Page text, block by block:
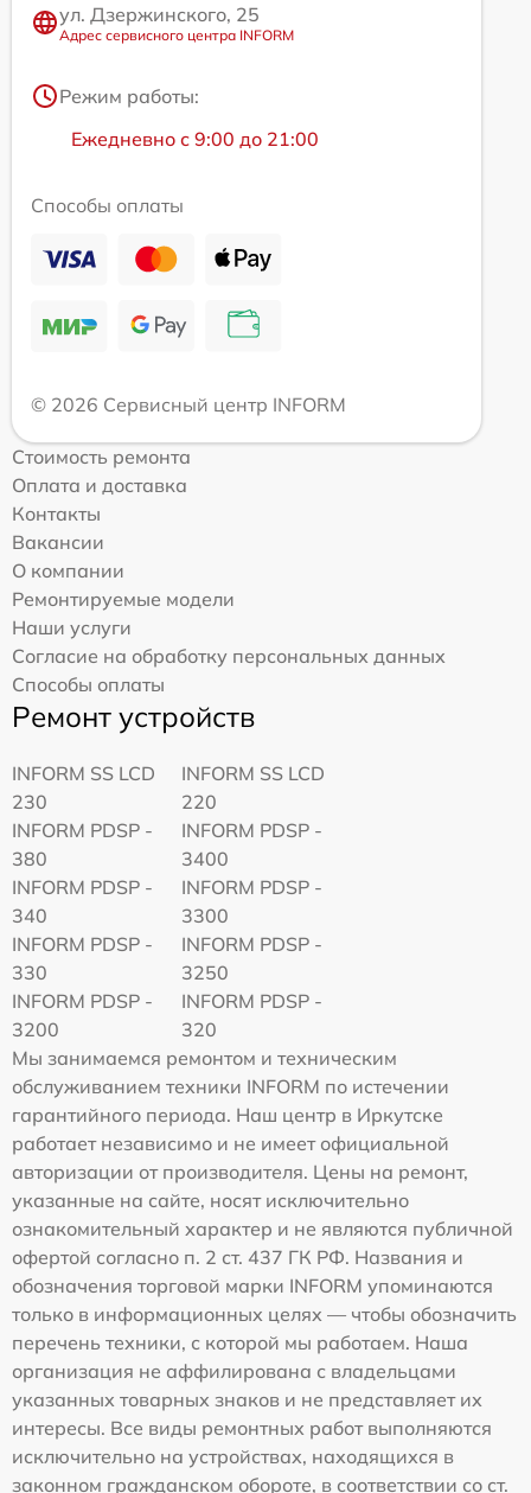
ул. Дзержинского, 25
Адрес сервисного центра INFORM
Режим работы:
Ежедневно с 9:00 до 21:00
Способы оплаты
© 2026 Сервисный центр INFORM
Стоимость ремонта
Оплата и доставка
Контакты
Вакансии
О компании
Ремонтируемые модели
Наши услуги
Согласие на обработку персональных данных
Способы оплаты
Ремонт устройств
INFORM SS LCD
230
INFORM SS LCD
220
INFORM PDSP -
380
INFORM PDSP -
3400
INFORM PDSP -
340
INFORM PDSP -
3300
INFORM PDSP -
330
INFORM PDSP -
3250
INFORM PDSP -
3200
INFORM PDSP -
320
Мы занимаемся ремонтом и техническим
обслуживанием техники INFORM по истечении
гарантийного периода. Наш центр в Иркутске
работает независимо и не имеет официальной
авторизации от производителя. Цены на ремонт,
указанные на сайте, носят исключительно
ознакомительный характер и не являются публичной
офертой согласно п. 2 ст. 437 ГК РФ. Названия и
обозначения торговой марки INFORM упоминаются
только в информационных целях — чтобы обозначить
перечень техники, с которой мы работаем. Наша
организация не аффилирована с владельцами
указанных товарных знаков и не представляет их
интересы. Все виды ремонтных работ выполняются
исключительно на устройствах, находящихся в
законном гражданском обороте, в соответствии со ст.